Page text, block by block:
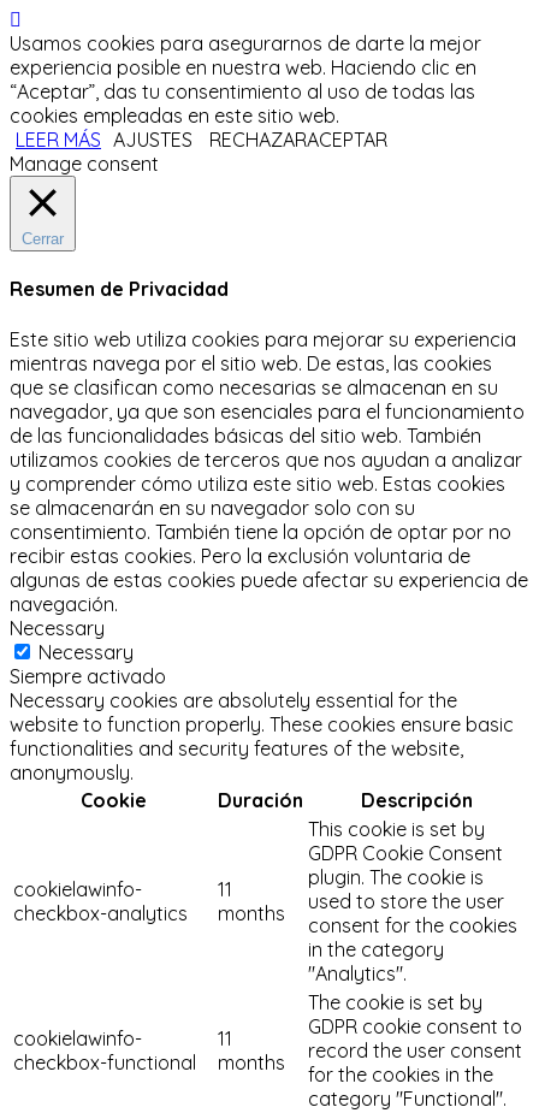
Usamos cookies para asegurarnos de darte la mejor
experiencia posible en nuestra web. Haciendo clic en
“Aceptar”, das tu consentimiento al uso de todas las
cookies empleadas en este sitio web.
LEER MÁS AJUSTES RECHAZARACEPTAR
Manage consent
Cerrar
Resumen de Privacidad
Este sitio web utiliza cookies para mejorar su experiencia
mientras navega por el sitio web. De estas, las cookies
que se clasifican como necesarias se almacenan en su
navegador, ya que son esenciales para el funcionamiento
de las funcionalidades básicas del sitio web. También
utilizamos cookies de terceros que nos ayudan a analizar
y comprender cómo utiliza este sitio web. Estas cookies
se almacenarán en su navegador solo con su
consentimiento. También tiene la opción de optar por no
recibir estas cookies. Pero la exclusión voluntaria de
algunas de estas cookies puede afectar su experiencia de
navegación.
Necessary
Necessary
Siempre activado
Necessary cookies are absolutely essential for the
website to function properly. These cookies ensure basic
functionalities and security features of the website,
anonymously.
Cookie
Duración Descripción
cookielawinfo-
checkbox-analytics
11
months
This cookie is set by
GDPR Cookie Consent
plugin. The cookie is
used to store the user
consent for the cookies
in the category
"Analytics".
cookielawinfo-
checkbox-functional
11
months
The cookie is set by
GDPR cookie consent to
record the user consent
for the cookies in the
category "Functional".